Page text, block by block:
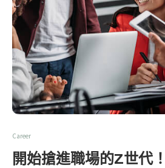
Career
開始搶進職場的Z世代